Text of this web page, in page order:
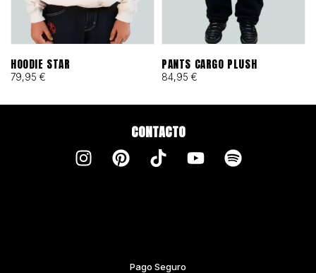
HOODIE STAR
79,95 €
PANTS CARGO PLUSH
84,95 €
CONTACTO
Pago Seguro